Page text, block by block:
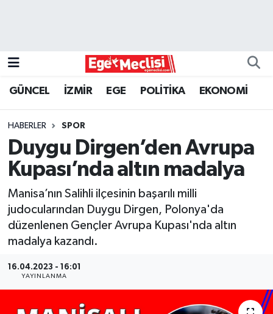
GÜNCEL İZMİR EGE POLİTİKA EKONOMİ
HABERLER SPOR
Duygu Dirgen’den Avrupa
Kupası’nda altın madalya
Manisa’nın Salihli ilçesinin başarılı milli
judocularından Duygu Dirgen, Polonya'da
düzenlenen Gençler Avrupa Kupası'nda altın
madalya kazandı.
16.04.2023 - 16:01
YAYINLANMA
GÜNCEL
ÖZEL HABER
SPOR